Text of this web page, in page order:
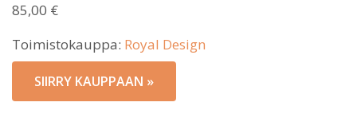
85,00 €
Toimistokauppa: Royal Design
SIIRRY KAUPPAAN »